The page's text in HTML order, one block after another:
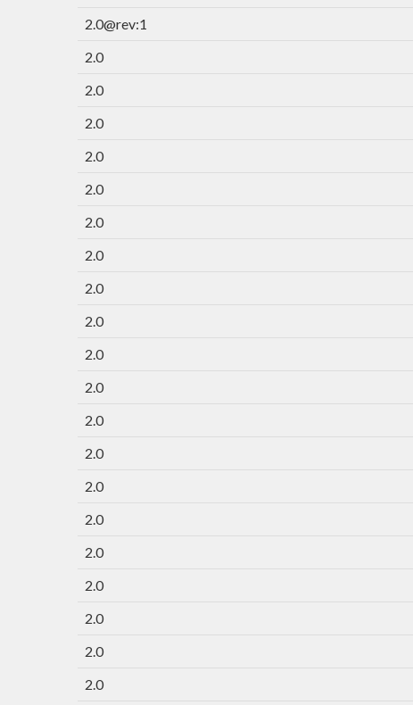
2.0@rev:1
2.0
2.0
2.0
2.0
2.0
2.0
2.0
2.0
2.0
2.0
2.0
2.0
2.0
2.0
2.0
2.0
2.0
2.0
2.0
2.0